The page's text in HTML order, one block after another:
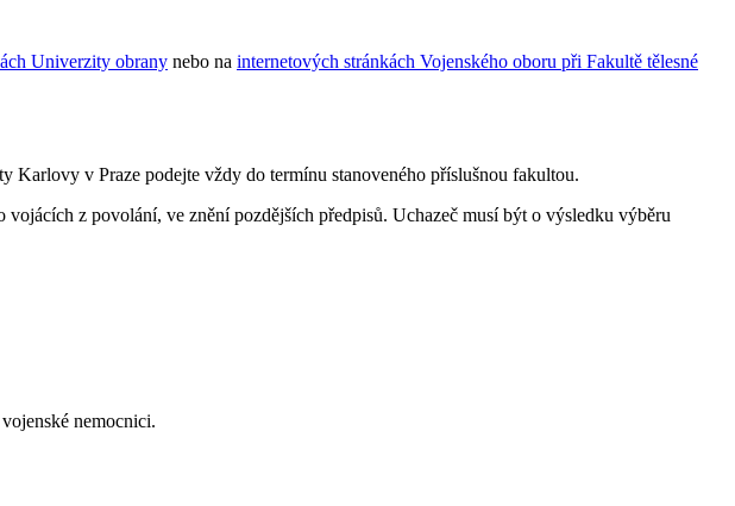
Univerzity obrany nebo na internetových stránkách Vojenského oboru při Fakultě tělesné
Karlovy v Praze podejte vždy do termínu stanoveného příslušnou fakultou.
z povolání, ve znění pozdějších předpisů. Uchazeč musí být o výsledku výběru
nemocnici.